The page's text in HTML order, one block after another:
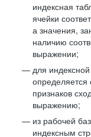
индексная
ячейки
а значения,
наличию
выражении;
для
признаков
выражению;
из рабочей
индексным